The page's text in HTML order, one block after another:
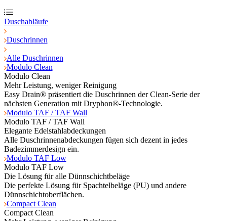
Duschabläufe
Duschrinnen
Alle Duschrinnen
Modulo Clean
Modulo Clean
Mehr Leistung, weniger Reinigung
Easy Drain® präsentiert die Duschrinnen der Clean-Serie der
nächsten Generation mit Dryphon®-Technologie.
Modulo TAF / TAF Wall
Modulo TAF / TAF Wall
Elegante Edelstahlabdeckungen
Alle Duschrinnenabdeckungen fügen sich dezent in jedes
Badezimmerdesign ein.
Modulo TAF Low
Modulo TAF Low
Die Lösung für alle Dünnschichtbeläge
Die perfekte Lösung für Spachtelbeläge (PU) und andere
Dünnschichtoberflächen.
Compact Clean
Compact Clean